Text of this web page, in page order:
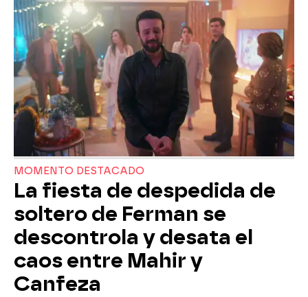
MOMENTO DESTACADO
La fiesta de despedida de
soltero de Ferman se
descontrola y desata el
caos entre Mahir y
Canfeza